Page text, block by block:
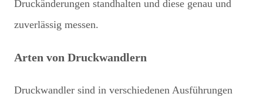
Druckänderungen standhalten und diese genau und
zuverlässig messen.
Arten von Druckwandlern
Druckwandler sind in verschiedenen Ausführungen